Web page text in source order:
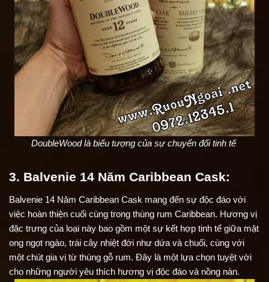
DoubleWood là biểu tượng của sự chuyển đổi tinh tế
3. Balvenie 14 Năm Caribbean Cask:
Balvenie 14 Năm Caribbean Cask mang đến sự độc đáo với
việc hoàn thiện cuối cùng trong thùng rum Caribbean. Hương vị
đặc trưng của loại này bao gồm một sự kết hợp tinh tế giữa mật
ong ngọt ngào, trái cây nhiệt đới như dứa và chuối, cùng với
một chút gia vị từ thùng gỗ rum. Đây là một lựa chọn tuyệt vời
cho những người yêu thích hương vị độc đáo và nồng nàn.